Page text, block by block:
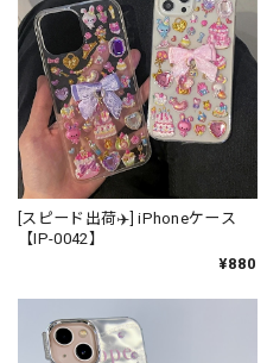
[スピード出荷✈️] iPhoneケース
【IP-0042】
¥880